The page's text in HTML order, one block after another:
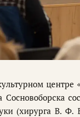
центре
(хирурга В. Ф.